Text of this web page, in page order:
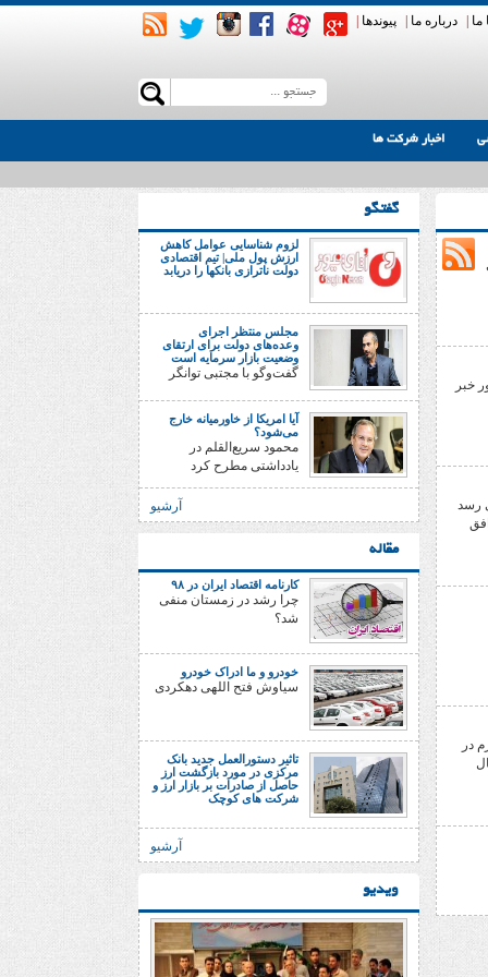
ما درباره ما پیوندها
اخبار شرکت ها
در کشور خبر
رسد
در
گفتگو
لزوم شناسایی عوامل کاهش
ارزش پول ملی| تیم اقتصادی
دولت ناترازی بانکها را دریابد
مجلس منتظر اجرای
وعده‌های دولت برای ارتقای
وضعیت بازار سرمایه است
گفت‌وگو با مجتبی توانگر
آیا امریکا از خاورمیانه خارج
می‌شود؟
محمود سریع‌القلم در
یادداشتی مطرح کرد
آرشیو
مقاله
کارنامه اقتصاد ایران در ۹۸
چرا رشد در زمستان منفی
شد؟
خودرو و ما ادراک خودرو
سیاوش فتح اللهی دهکردی
تاثیر دستورالعمل جدید بانک
مرکزی در مورد بازگشت ارز
حاصل از صادرات بر بازار ارز و
شرکت های کوچک
آرشیو
ویدیو